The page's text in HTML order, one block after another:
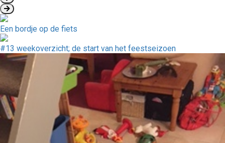
Een bordje op de fiets
#13 weekoverzicht; de start van het feestseizoen